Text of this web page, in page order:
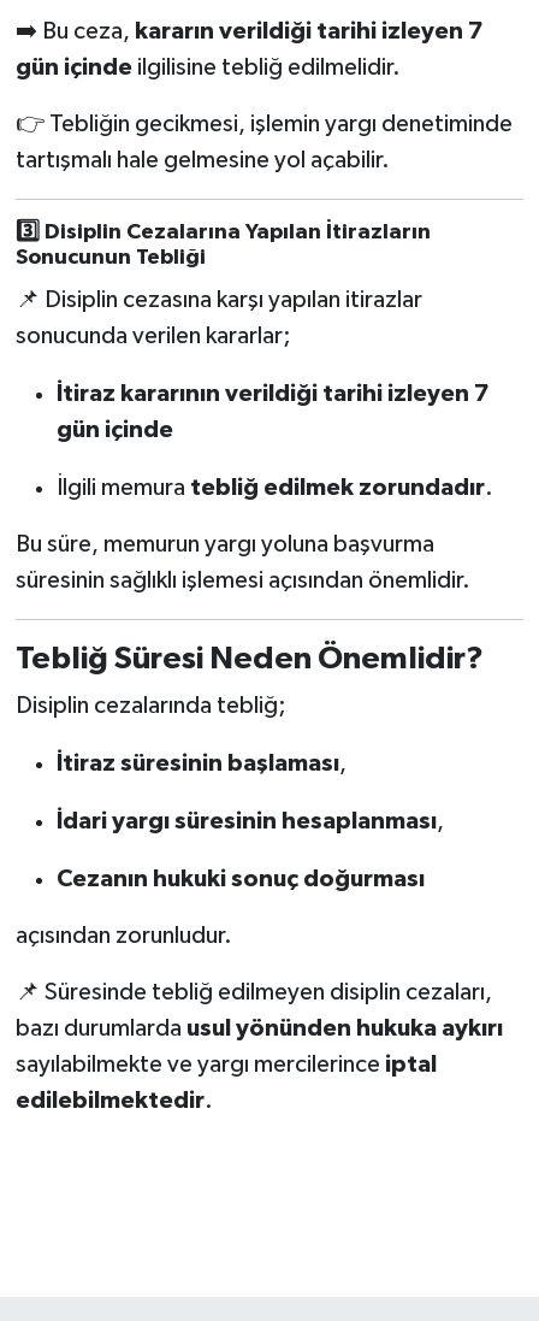
➡️ Bu ceza, kararın verildiği tarihi izleyen 7
gün içindeilgilisine tebliğ edilmelidir.
👉 Tebliğin gecikmesi, işlemin yargı denetiminde
tartışmalı hale gelmesine yol açabilir.
3️⃣ Disiplin Cezalarına Yapılan İtirazların
Sonucunun Tebliği
📌 Disiplin cezasına karşı yapılan itirazlar
sonucunda verilen kararlar;
İtiraz kararının verildiği tarihi izleyen 7
gün içinde
İlgili memura tebliğ edilmek zorundadır.
Bu süre, memurun yargı yoluna başvurma
süresinin sağlıklı işlemesi açısından önemlidir.
Tebliğ Süresi Neden Önemlidir?
Disiplin cezalarında tebliğ;
İtiraz süresinin başlaması,
İdari yargı süresinin hesaplanması,
Cezanın hukuki sonuç doğurması
açısından zorunludur.
📌 Süresinde tebliğ edilmeyen disiplin cezaları,
bazı durumlarda usul yönünden hukuka aykırı
sayılabilmekte ve yargı mercilerince iptal
edilebilmektedir.